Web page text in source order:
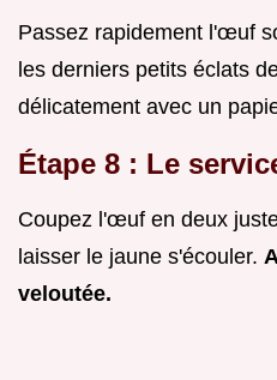
Passez rapidement l'œuf
les derniers petits éclats
délicatement avec un
Étape 8 : Le
Coupez l'œuf en deux
laisser le jaune s'écouler.
veloutée.